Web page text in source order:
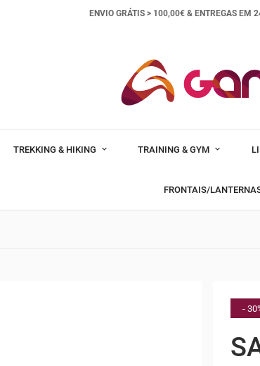
ENVIO GRÁTIS > 100,00€ & ENTREGAS EM
TREKKING & HIKING TRAINING & GYM
FRONTAIS/
-